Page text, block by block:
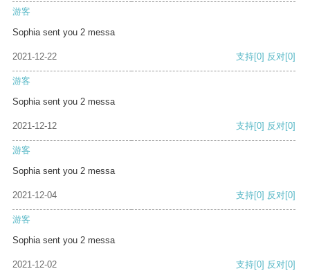
游客
Sophia sent you 2 messa
2021-12-22 支持[0] 反对[0]
游客
Sophia sent you 2 messa
2021-12-12 支持[0] 反对[0]
游客
Sophia sent you 2 messa
2021-12-04 支持[0] 反对[0]
游客
Sophia sent you 2 messa
2021-12-02 支持[0] 反对[0]